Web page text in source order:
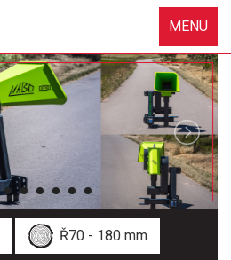
MENU
Ř70 - 180 mm